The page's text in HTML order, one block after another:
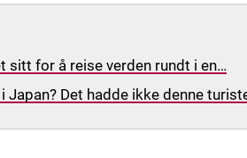
sitt for å reise verden rundt i en…
Det hadde ikke denne